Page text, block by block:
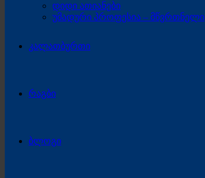
დიდი ათიანები
უმადური პროფესია – მწვრთნელი
კალათბურთი
რაგბი
ბლოგი